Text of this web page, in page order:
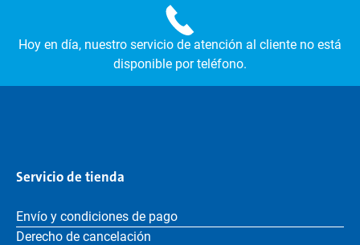
Hoy en día, nuestro servicio de atención al cliente no está
disponible por teléfono.
Servicio de tienda
Envío y condiciones de pago
Derecho de cancelación